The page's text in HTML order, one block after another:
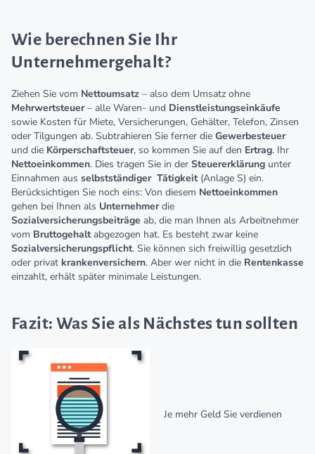
Wie berechnen Sie Ihr
Unternehmergehalt?
Ziehen Sie vom Nettoumsatz – also dem Umsatz ohne
Mehrwertsteuer– alle Waren- und Dienstleistungseinkäufe
sowie Kosten für Miete, Versicherungen, Gehälter, Telefon, Zinsen
oder Tilgungen ab. Subtrahieren Sie ferner die Gewerbesteuer
und die Körperschaftsteuer, so kommen Sie auf den Ertrag. Ihr
Nettoeinkommen. Dies tragen Sie in der Steuererklärung unter
Einnahmen aus selbstständiger Tätigkeit(Anlage S) ein.
Berücksichtigen Sie noch eins: Von diesem Nettoeinkommen
gehen bei Ihnen als Unternehmerdie
Sozialversicherungsbeiträge ab, die man Ihnen als Arbeitnehmer
vom Bruttogehaltabgezogen hat. Es besteht zwar keine
Sozialversicherungspflicht. Sie können sich freiwillig gesetzlich
oder privat krankenversichern. Aber wer nicht in die Rentenkasse
einzahlt, erhält später minimale Leistungen.
Fazit: Was Sie als Nächstes tun sollten
Je mehr Geld Sie verdienen